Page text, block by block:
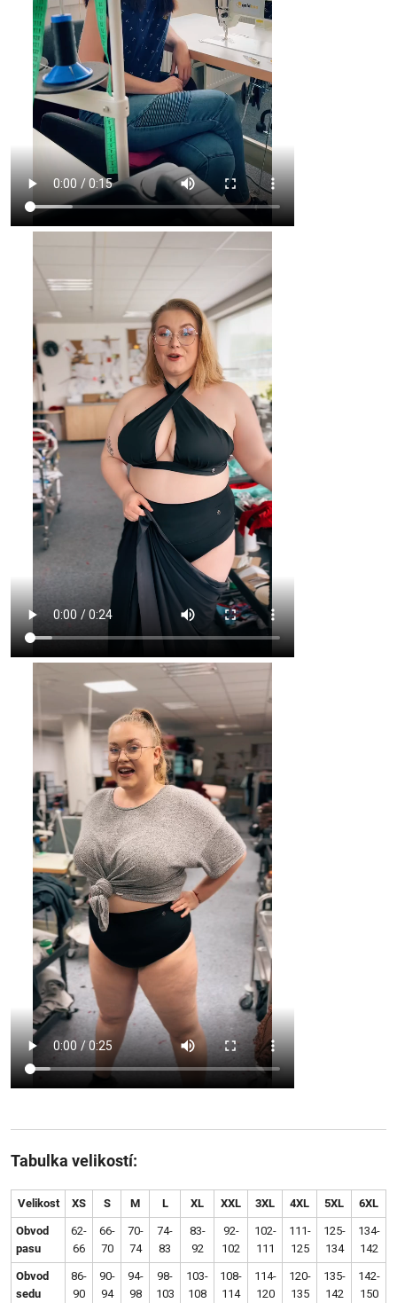
Tabulka velikostí:
Velikost XS S M L XL XXL 3XL 4XL 5XL 6XL
Obvod
pasu
62-
66
66-
70
70-
74
74-
83
83-
92
92-
102
102-
111
111-
125
125-
134
134-
142
Obvod
sedu
86-
90
90-
94
94-
98
98-
103
103-
108
108-
114
114-
120
120-
135
135-
142
142-
150